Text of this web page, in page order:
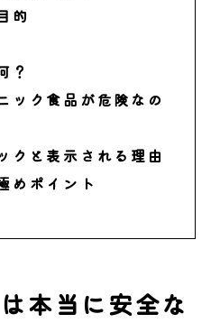
的
？
ック食品が危険なの
クと表示される理由
めポイント
本当に安全な